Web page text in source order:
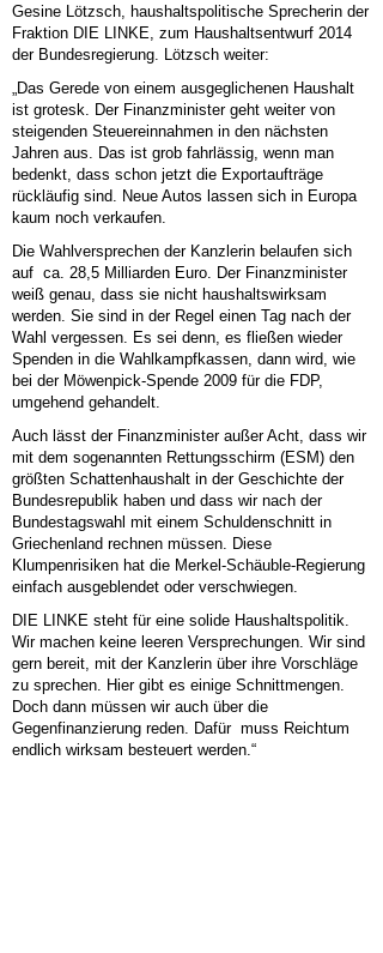
Gesine Lötzsch, haushaltspolitische Sprecherin der
Fraktion DIE LINKE, zum Haushaltsentwurf 2014
der Bundesregierung. Lötzsch weiter:
„Das Gerede von einem ausgeglichenen Haushalt
ist grotesk. Der Finanzminister geht weiter von
steigenden Steuereinnahmen in den nächsten
Jahren aus. Das ist grob fahrlässig, wenn man
bedenkt, dass schon jetzt die Exportaufträge
rückläufig sind. Neue Autos lassen sich in Europa
kaum noch verkaufen.
Die Wahlversprechen der Kanzlerin belaufen sich
auf ca. 28,5 Milliarden Euro. Der Finanzminister
weiß genau, dass sie nicht haushaltswirksam
werden. Sie sind in der Regel einen Tag nach der
Wahl vergessen. Es sei denn, es fließen wieder
Spenden in die Wahlkampfkassen, dann wird, wie
bei der Möwenpick-Spende 2009 für die FDP,
umgehend gehandelt.
Auch lässt der Finanzminister außer Acht, dass wir
mit dem sogenannten Rettungsschirm (ESM) den
größten Schattenhaushalt in der Geschichte der
Bundesrepublik haben und dass wir nach der
Bundestagswahl mit einem Schuldenschnitt in
Griechenland rechnen müssen. Diese
Klumpenrisiken hat die Merkel-Schäuble-Regierung
einfach ausgeblendet oder verschwiegen.
DIE LINKE steht für eine solide Haushaltspolitik.
Wir machen keine leeren Versprechungen. Wir sind
gern bereit, mit der Kanzlerin über ihre Vorschläge
zu sprechen. Hier gibt es einige Schnittmengen.
Doch dann müssen wir auch über die
Gegenfinanzierung reden. Dafür muss Reichtum
endlich wirksam besteuert werden.“